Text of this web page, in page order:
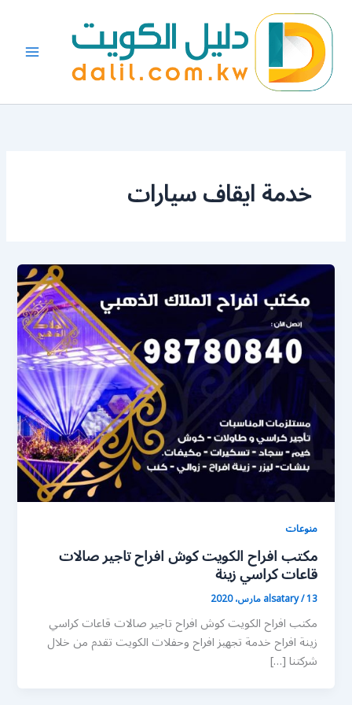
المحتوى
خدمة ايقاف سيارات
منوعات
مكتب افراح الكويت كوش افراح تاجير صالات
قاعات كراسي زينة
alsatary/13 مارس، 2020
مكتب افراح الكويت كوش افراح تاجير صالات قاعات كراسي
زينة افراح خدمة تجهيز افراح وحفلات الكويت تقدم من خلال
شركتنا […]